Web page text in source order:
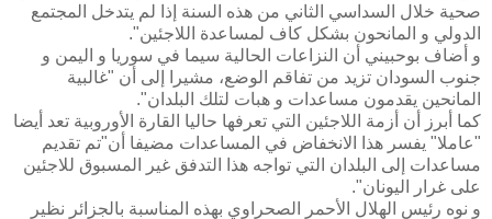
صحية خلال السداسي الثاني من هذه السنة إذا لم يتدخل المجتمع
الدولي و المانحون بشكل كاف لمساعدة اللاجئين".
و أضاف بوحبيني أن النزاعات الحالية سيما في سوريا و اليمن و
جنوب السودان تزيد من تفاقم الوضع، مشيرا إلى أن "غالبية
المانحين يقدمون مساعدات و هبات لتلك البلدان".
كما أبرز أن أزمة اللاجئين التي تعرفها حاليا القارة الأوروبية تعد أيضا
"عاملا" يفسر هذا الانخفاض في المساعدات مضيفا أن"تم تقديم
مساعدات إلى البلدان التي تواجه هذا التدفق غير المسبوق للاجئين
على غرار اليونان".
و نوه رئيس الهلال الأحمر الصحراوي بهذه المناسبة بالجزائر نظير